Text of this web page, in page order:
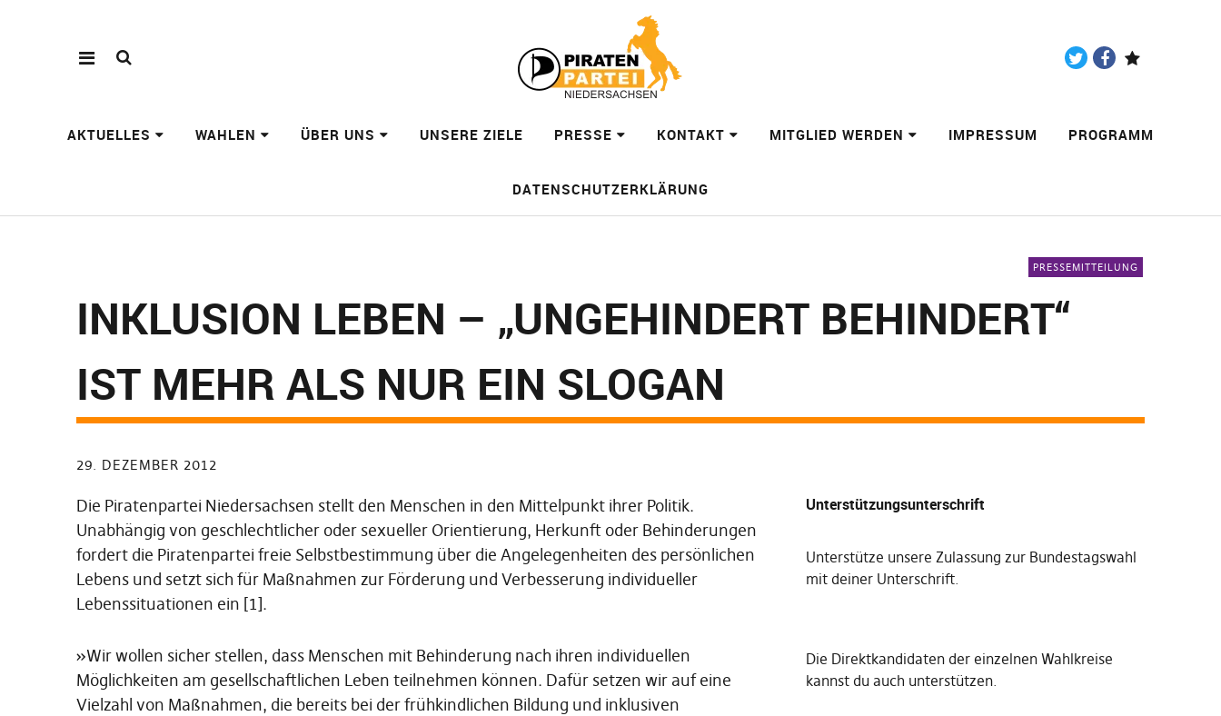
AKTUELLES WAHLEN ÜBER UNS UNSERE ZIELE PRESSE KONTAKT MITGLIED WERDEN IMPRESSUM PROGRAMM
DATENSCHUTZERKLÄRUNG
PRESSEMITTEILUNG
INKLUSION LEBEN – „UNGEHINDERT BEHINDERT“
IST MEHR ALS NUR EIN SLOGAN
29. DEZEMBER 2012
Die Piratenpartei Niedersachsen stellt den Menschen in den Mittelpunkt ihrer Politik.
Unabhängig von geschlechtlicher oder sexueller Orientierung, Herkunft oder Behinderungen
fordert die Piratenpartei freie Selbstbestimmung über die Angelegenheiten des persönlichen
Lebens und setzt sich für Maßnahmen zur Förderung und Verbesserung individueller
Lebenssituationen ein [1].
»Wir wollen sicher stellen, dass Menschen mit Behinderung nach ihren individuellen
Möglichkeiten am gesellschaftlichen Leben teilnehmen können. Dafür setzen wir auf eine
Vielzahl von Maßnahmen, die bereits bei der frühkindlichen Bildung und inklusiven
Unterstützungsunterschrift
Unterstütze unsere Zulassung zur Bundestagswahl
mit deiner Unterschrift.
Die Direktkandidaten der einzelnen Wahlkreise
kannst du auch unterstützen.